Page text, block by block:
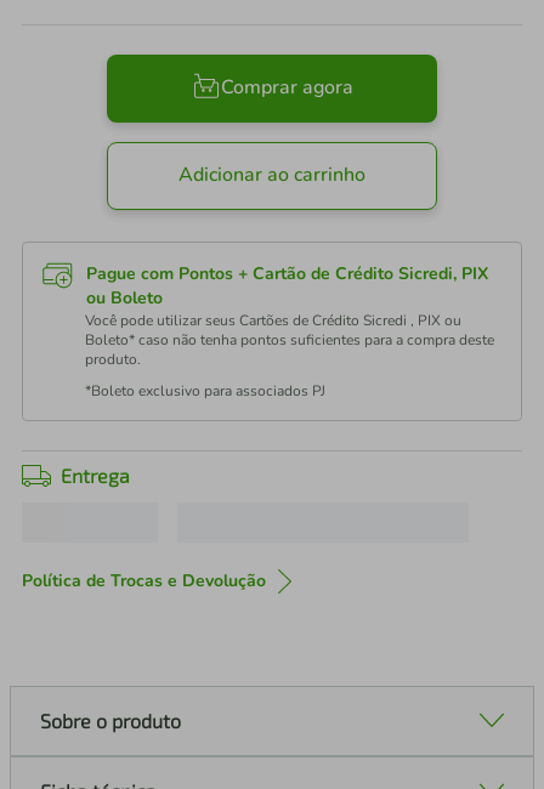
Comprar agora
Adicionar ao carrinho
Pague com Pontos + Cartão de Crédito Sicredi, PIX
ou Boleto
Você pode utilizar seus Cartões de Crédito Sicredi , PIX ou
Boleto* caso não tenha pontos suficientes para a compra deste
produto.
*Boleto exclusivo para associados PJ
Entrega
Política de Trocas e Devolução
Sobre o produto